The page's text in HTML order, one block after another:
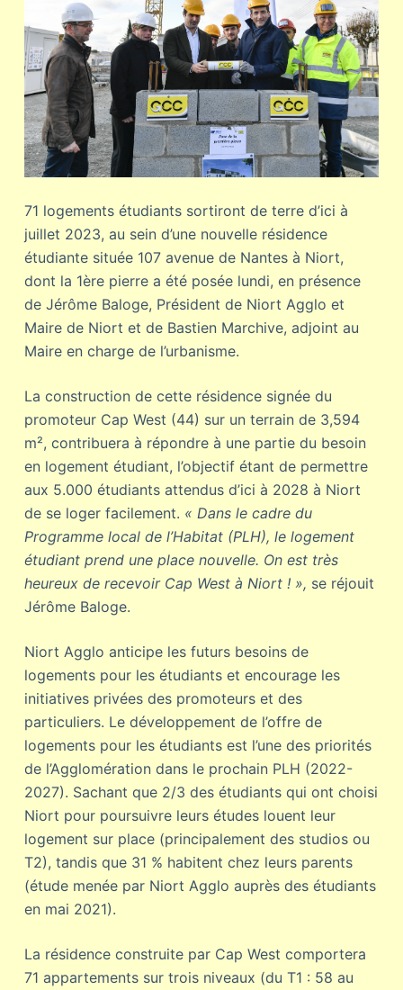
71 logements étudiants sortiront de terre d’ici à
juillet 2023, au sein d’une nouvelle résidence
étudiante située 107 avenue de Nantes à Niort,
dont la 1ère pierre a été posée lundi, en présence
de Jérôme Baloge, Président de Niort Agglo et
Maire de Niort et de Bastien Marchive, adjoint au
Maire en charge de l’urbanisme.
La construction de cette résidence signée du
promoteur Cap West (44) sur un terrain de 3,594
m², contribuera à répondre à une partie du besoin
en logement étudiant, l’objectif étant de permettre
aux 5.000 étudiants attendus d’ici à 2028 à Niort
de se loger facilement. « Dans le cadre du
Programme local de l’Habitat (PLH), le logement
étudiant prend une place nouvelle. On est très
heureux de recevoir Cap West à Niort ! », se réjouit
Jérôme Baloge.
Niort Agglo anticipe les futurs besoins de
logements pour les étudiants et encourage les
initiatives privées des promoteurs et des
particuliers. Le développement de l’offre de
logements pour les étudiants est l’une des priorités
de l’Agglomération dans le prochain PLH (2022-
2027). Sachant que 2/3 des étudiants qui ont choisi
Niort pour poursuivre leurs études louent leur
logement sur place (principalement des studios ou
T2), tandis que 31 % habitent chez leurs parents
(étude menée par Niort Agglo auprès des étudiants
en mai 2021).
La résidence construite par Cap West comportera
71 appartements sur trois niveaux (du T1 : 58 au